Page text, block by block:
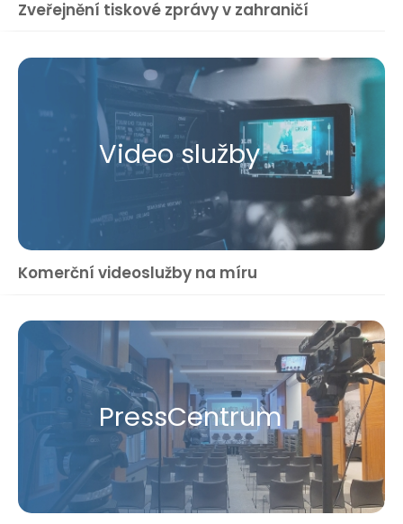
Zveřejnění tiskové zprávy v zahraničí
Video služby
Komerční videoslužby na míru
Press​Centrum